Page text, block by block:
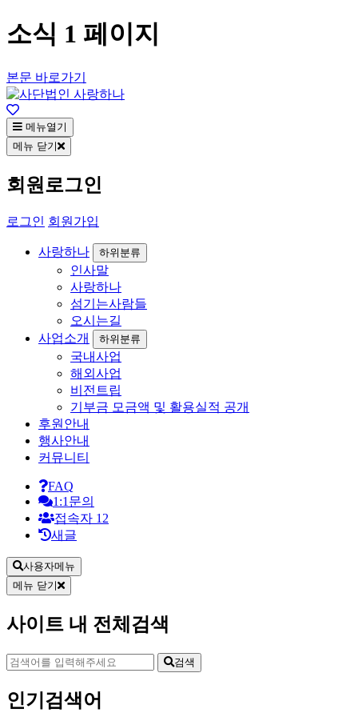
소식 1 페이지
본문 바로가기
메뉴열기
메뉴 닫기
회원로그인
로그인 회원가입
사랑하나 하위분류
인사말
사랑하나
섬기는사람들
오시는길
사업소개
하위분류
국내사업
해외사업
비전트립
기부금 모금액 및 활용실적 공개
후원안내
행사안내
커뮤니티
FAQ
1:1문의
접속자 12
새글
사용자메뉴
메뉴 닫기
사이트 내 전체검색
검색
인기검색어